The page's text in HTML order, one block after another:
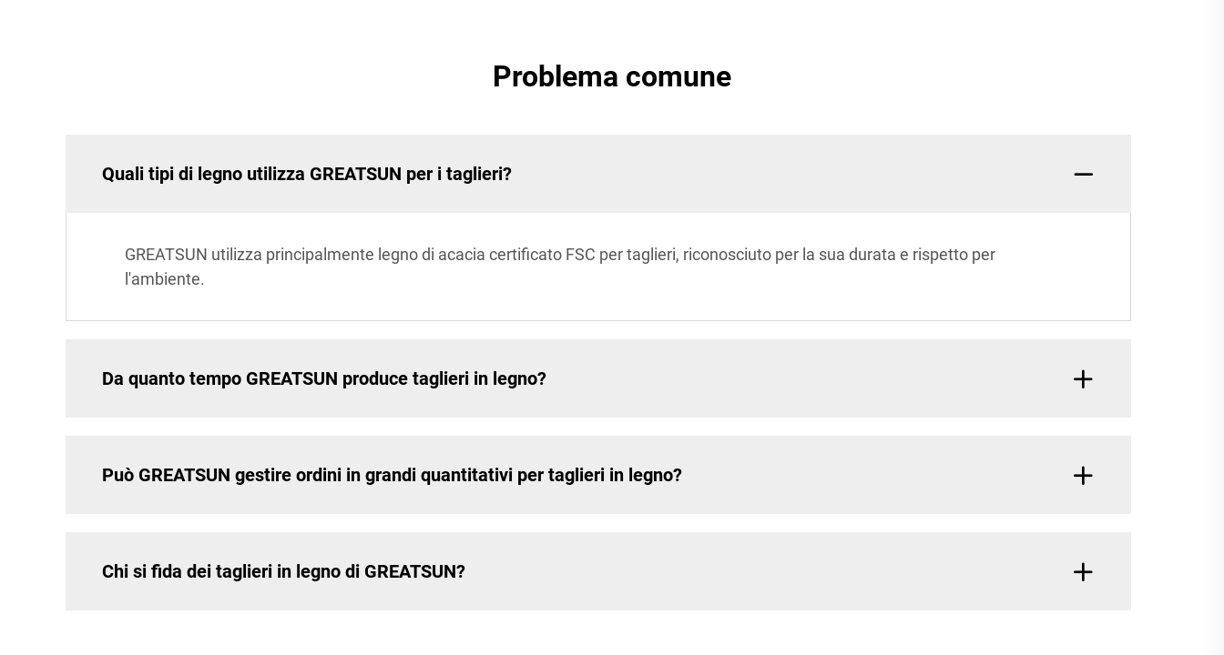
Problema comune
Quali tipi di legno utilizza GREATSUN per i taglieri?
GREATSUN utilizza principalmente legno di acacia certificato FSC per taglieri, riconosciuto per la sua durata e rispetto per
l'ambiente.
Da quanto tempo GREATSUN produce taglieri in legno?
Può GREATSUN gestire ordini in grandi quantitativi per taglieri in legno?
Chi si fida dei taglieri in legno di GREATSUN?